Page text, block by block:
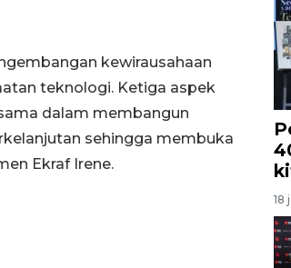
kewirausahaan
teknologi. Ketiga aspek
dalam membangun
sehingga membuka
Ekraf Irene.
18